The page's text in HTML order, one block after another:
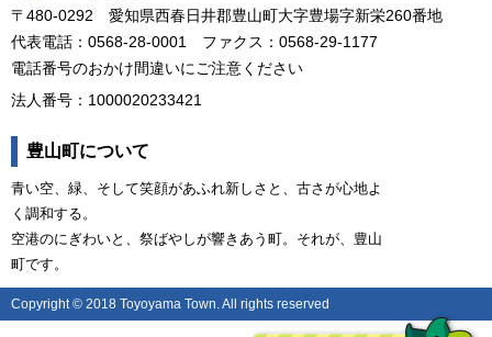
〒480-0292 愛知県西春日井郡豊山町大字豊場字新栄260番地
代表電話：0568-28-0001 ファクス：0568-29-1177
電話番号のおかけ間違いにご注意ください
法人番号：1000020233421
豊山町について
青い空、緑、そして笑顔があふれ新しさと、古さが心地よ
く調和する。
空港のにぎわいと、祭ばやしが響きあう町。それが、豊山
町です。
Copyright © 2018 Toyoyama Town. All rights reserved